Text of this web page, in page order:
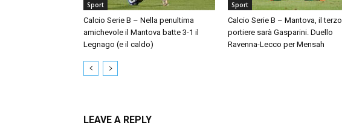
Sport
Calcio Serie B – Nella penultima
amichevole il Mantova batte 3-1 il
Legnago (e il caldo)
Sport
Calcio Serie B – Mantova, il terzo
portiere sarà Gasparini. Duello
Ravenna-Lecco per Mensah
LEAVE A REPLY